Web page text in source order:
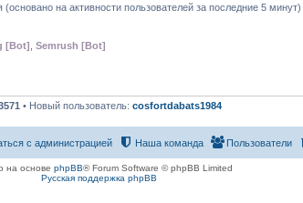
на активности пользователей за последние 5 минут)
[Bot] Semrush [Bot]
• Новый пользователь: cosfortdabats1984
Пользователи
Наша команда
с администрацией
на основе phpBB® Forum Software © phpBB Limited
Русская поддержка phpBB